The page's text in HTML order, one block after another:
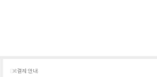
※결제 안내